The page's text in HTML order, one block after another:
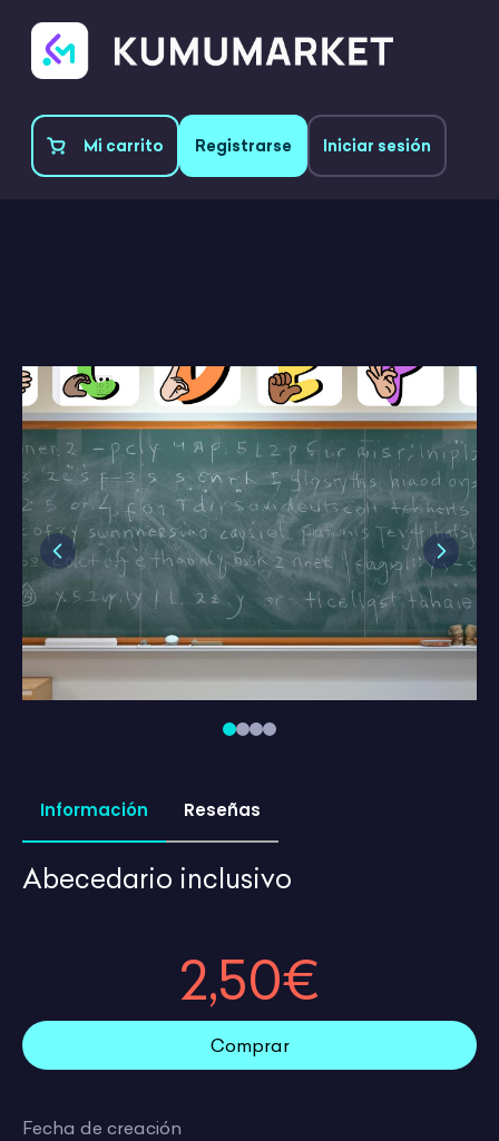
Mi carrito Registrarse Iniciar sesión
Previous Next
Información Reseñas
Abecedario inclusivo
Fecha de creación
2,50€
Comprar